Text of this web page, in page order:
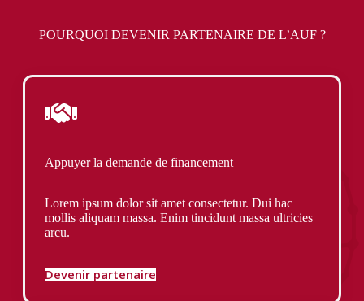
POURQUOI DEVENIR PARTENAIRE DE L’AUF ?
Appuyer la demande de financement
Lorem ipsum dolor sit amet consectetur. Dui hac
mollis aliquam massa. Enim tincidunt massa ultricies
arcu.
Devenir partenaire